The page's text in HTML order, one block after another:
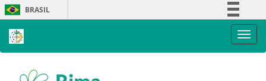
Skip
navigation
BRASIL